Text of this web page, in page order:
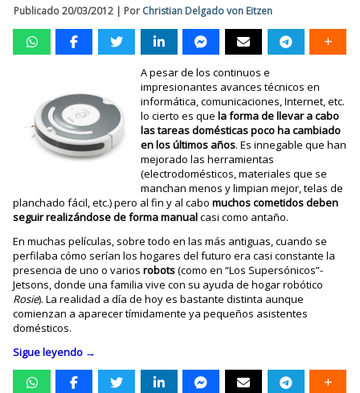
Publicado 20/03/2012 | Por Christian Delgado von Eitzen
A pesar de los continuos e
impresionantes avances técnicos en
informática, comunicaciones, Internet, etc.
lo cierto es que la forma de llevar a cabo
las tareas domésticas poco ha cambiado
en los últimos años. Es innegable que han
mejorado las herramientas
(electrodomésticos, materiales que se
manchan menos y limpian mejor, telas de
planchado fácil, etc.) pero al fin y al cabomuchos cometidos deben
seguir realizándose de forma manualcasi como antaño.
En muchas películas, sobre todo en las más antiguas, cuando se
perfilaba cómo serían los hogares del futuro era casi constante la
presencia de uno o variosrobots(como en “Los Supersónicos”-
Jetsons, donde una familia vive con su ayuda de hogar robótico
Rosie). La realidad a día de hoy es bastante distinta aunque
comienzan a aparecer tímidamente ya pequeños asistentes
domésticos.
Sigue leyendo →